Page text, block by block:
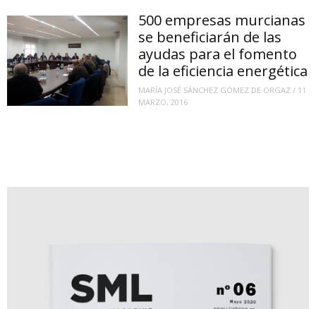
500 empresas murcianas
se beneficiarán de las
ayudas para el fomento
de la eficiencia energética
MARÍA JOSÉ SÁNCHEZ GÓMEZ DE ORGAZ / 11
MARZO, 2016